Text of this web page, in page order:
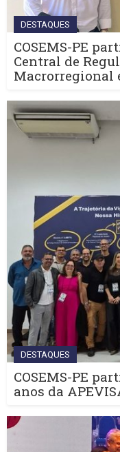
DESTAQUES
COSEMS-PE
Central de
Macrorregional
DESTAQUES
COSEMS-PE
anos da